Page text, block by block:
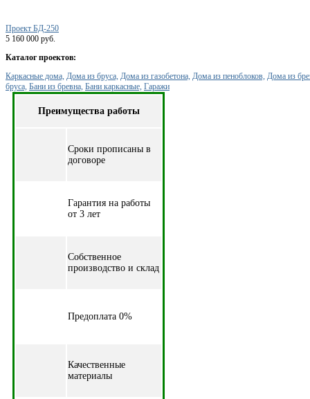
Проект БД-250
5 160 000 руб.
Каталог проектов:
Каркасные дома, Дома из бруса, Дома из газобетона, Дома из пеноблоков, Дома из
бруса, Бани из бревна, Бани каркасные, Гаражи
Преимущества работы
Cроки прописаны в
договоре
Гарантия на работы
от 3 лет
Собственное
производство и склад
Предоплата 0%
Качественные
материалы